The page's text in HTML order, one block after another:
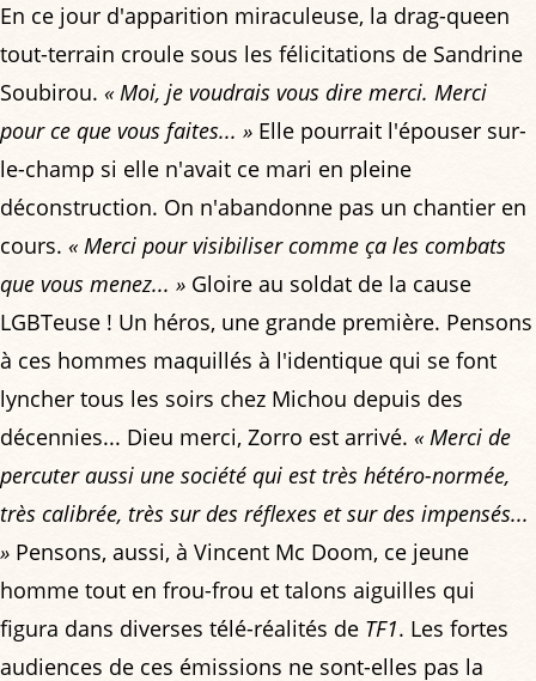
En ce jour d'apparition miraculeuse, la drag-queen
tout-terrain croule sous les félicitations de Sandrine
Soubirou. « Moi, je voudrais vous dire merci. Merci
pour ce que vous faites... » Elle pourrait l'épouser sur-
le-champ si elle n'avait ce mari en pleine
déconstruction. On n'abandonne pas un chantier en
cours. « Merci pour visibiliser comme ça les combats
que vous menez... » Gloire au soldat de la cause
LGBTeuse ! Un héros, une grande première. Pensons
à ces hommes maquillés à l'identique qui se font
lyncher tous les soirs chez Michou depuis des
décennies... Dieu merci, Zorro est arrivé. « Merci de
percuter aussi une société qui est très hétéro-normée,
très calibrée, très sur des réflexes et sur des impensés...
» Pensons, aussi, à Vincent Mc Doom, ce jeune
homme tout en frou-frou et talons aiguilles qui
figura dans diverses télé-réalités de TF1. Les fortes
audiences de ces émissions ne sont-elles pas la